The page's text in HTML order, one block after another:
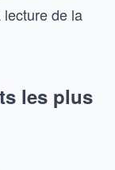
de la
les plus